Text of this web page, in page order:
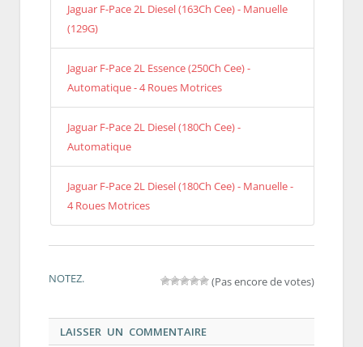
Jaguar F-Pace 2L Diesel (163Ch Cee) - Manuelle
(129G)
Jaguar F-Pace 2L Essence (250Ch Cee) -
Automatique - 4 Roues Motrices
Jaguar F-Pace 2L Diesel (180Ch Cee) -
Automatique
Jaguar F-Pace 2L Diesel (180Ch Cee) - Manuelle -
4 Roues Motrices
NOTEZ. (Pas encore de votes)
LAISSER UN COMMENTAIRE